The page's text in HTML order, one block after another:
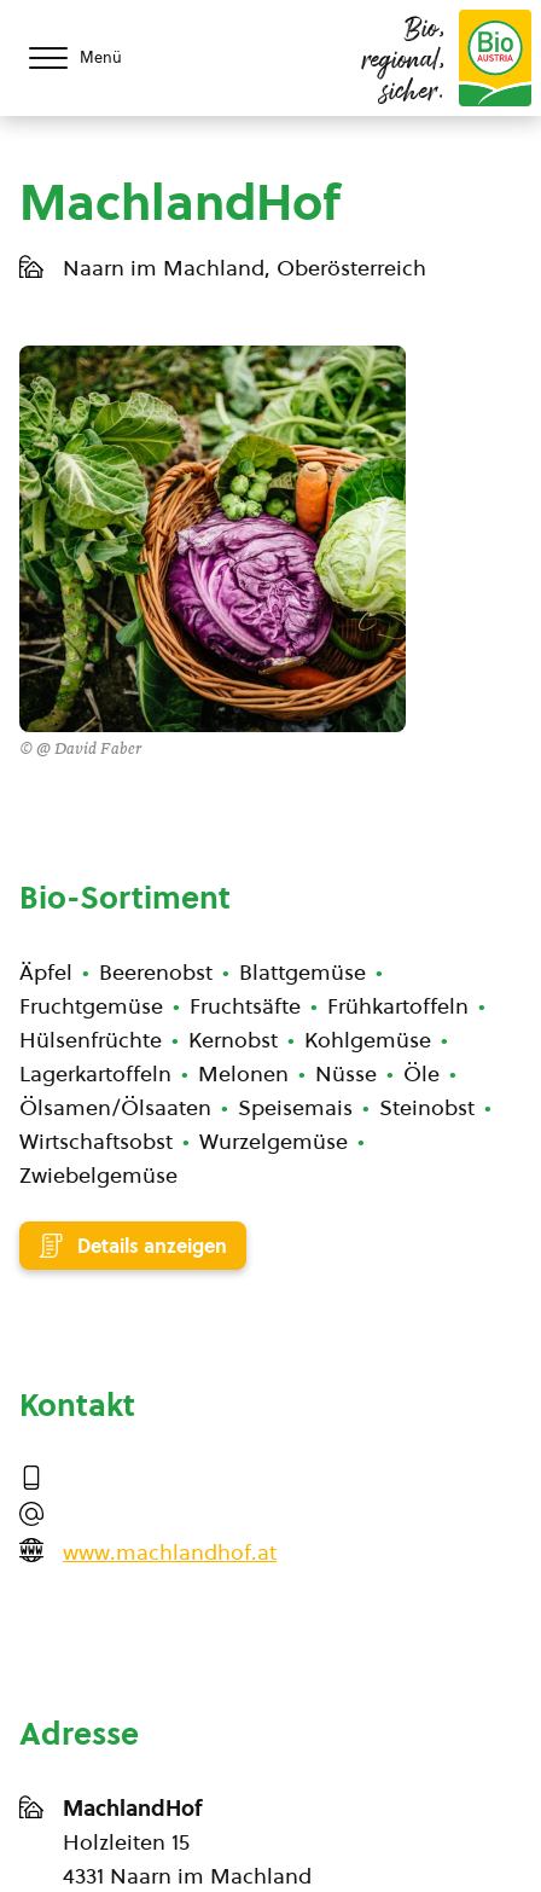
Menü
Bio,
regional,
sicher.
MachlandHof
Naarn im Machland, Oberösterreich
© @ David Faber
Bio-Sortiment
Äpfel Beerenobst
Blattgemüse
Fruchtgemüse
Fruchtsäfte
Frühkartoffeln
Hülsenfrüchte
Kernobst
Kohlgemüse
Lagerkartoffeln
Melonen Nüsse
Öle
Ölsamen/Ölsaaten
Speisemais
Steinobst
Wirtschaftsobst
Wurzelgemüse
Zwiebelgemüse
Details anzeigen
Kontakt
www.machlandhof.at
Adresse
MachlandHof
Holzleiten 15
4331 Naarn im Machland